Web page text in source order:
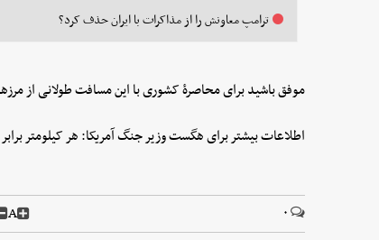
ترامپ معاونش را از مذاکرات با ایران حذف کرد؟
موفق باشید برای محاصرهٔ کشوری با این مسافت طولانی از
اطلاعات بیشتر برای هگست وزیر جنگ آمریکا: هر کیلومتر برابر با ۶۲ صدم مایل
۰ A